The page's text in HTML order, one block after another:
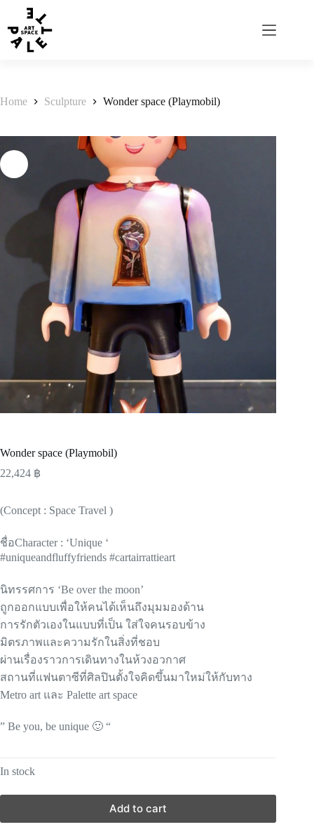
Home Sculpture Wonder space (Playmobil)
Wonder space (Playmobil)
22,424 ฿
(Concept : Space Travel )
ชื่อCharacter : ‘Unique ‘
#uniqueandfluffyfriends #cartairrattieart
นิทรรศการ ‘Be over the moon’
ถูกออกแบบเพื่อให้คนได้เห็นถึงมุมมองด้าน
การรักตัวเองในแบบที่เป็น ใส่ใจคนรอบข้าง
มิตรภาพและความรักในสิ่งที่ชอบ
ผ่านเรื่องราวการเดินทางในห้วงอวกาศ
สถานที่แฟนตาซีที่ศิลปินตั้งใจคิดขึ้นมาใหม่ให้กับทาง
Metro art และ Palette art space
” Be you, be unique 🙂 “
In stock
Add to cart